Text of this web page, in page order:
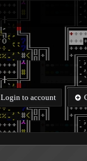
Login to account